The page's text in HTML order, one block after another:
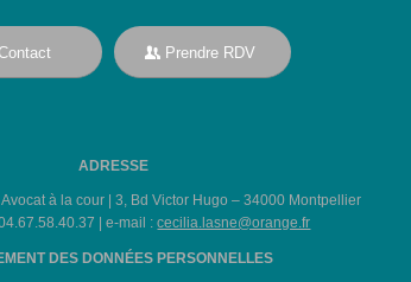
Prendre RDV
ADRESSE
à la cour | 3, Bd Victor Hugo – 34000 Montpellier
| e-mail :cecilia.lasne@orange.fr
DES DONNÉES PERSONNELLES